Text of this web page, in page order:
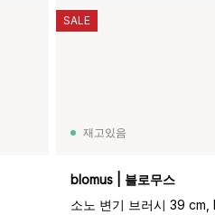
재고있음
blomus | 블로무스
소노 변기 브러시 39
SALE